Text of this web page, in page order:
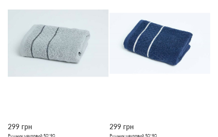
299 грн
Рушник махровий 50*90
299 грн
Рушник махровий 50*90